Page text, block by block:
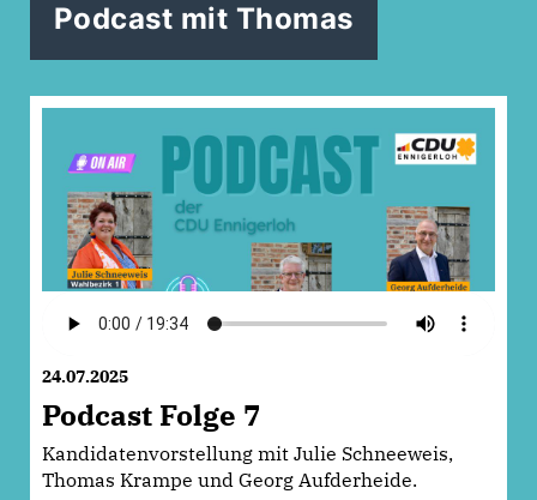
Podcast mit Thomas
24.07.2025
Podcast Folge 7
Kandidatenvorstellung mit Julie Schneeweis,
Thomas Krampe und Georg Aufderheide.